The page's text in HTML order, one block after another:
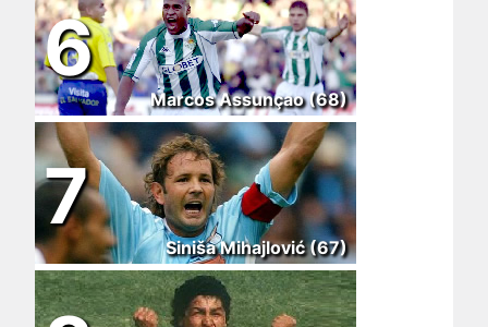
6
Marcos Assunçao (68)
7
Siniša Mihajlović (67)